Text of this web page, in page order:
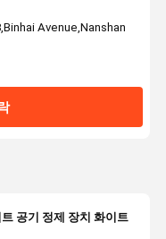
Avenue,Nanshan
공기 정제 장치 화이트